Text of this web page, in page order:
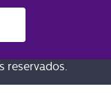
reservados.